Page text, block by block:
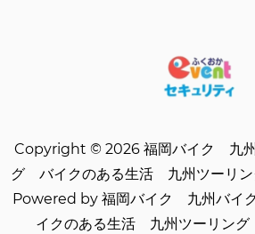
Copyright © 2026 福岡バイク 九
グ バイクのある生活 九州ツーリン
Powered by 福岡バイク 九州バ
イクのある生活 九州ツーリン